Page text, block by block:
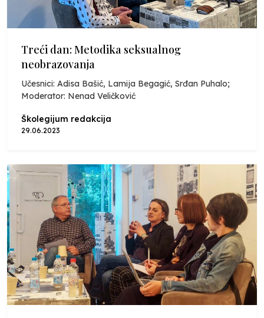
Treći dan: Metodika seksualnog
neobrazovanja
Učesnici: Adisa Bašić, Lamija Begagić, Srđan Puhalo;
Moderator: Nenad Veličković
Školegijum redakcija
29.06.2023